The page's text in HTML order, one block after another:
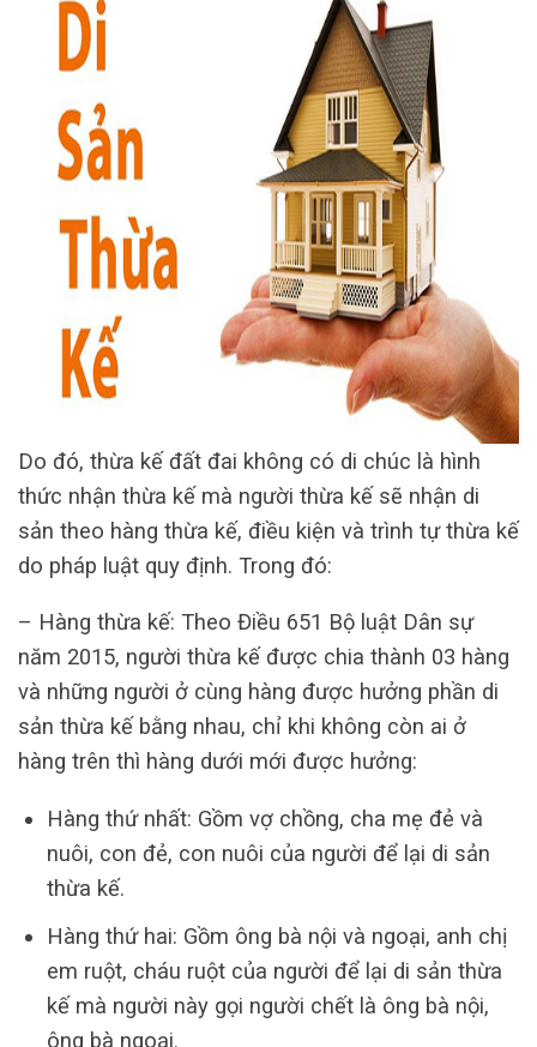
Do đó, thừa kế đất đai không có di chúc là hình
thức nhận thừa kế mà người thừa kế sẽ nhận di
sản theo hàng thừa kế, điều kiện và trình tự thừa kế
do pháp luật quy định. Trong đó:
– Hàng thừa kế: Theo Điều 651 Bộ luật Dân sự
năm 2015, người thừa kế được chia thành 03 hàng
và những người ở cùng hàng được hưởng phần di
sản thừa kế bằng nhau, chỉ khi không còn ai ở
hàng trên thì hàng dưới mới được hưởng:
Hàng thứ nhất: Gồm vợ chồng, cha mẹ đẻ và
nuôi, con đẻ, con nuôi của người để lại di sản
thừa kế.
Hàng thứ hai: Gồm ông bà nội và ngoại, anh chị
em ruột, cháu ruột của người để lại di sản thừa
kế mà người này gọi người chết là ông bà nội,
ông bà ngoại.